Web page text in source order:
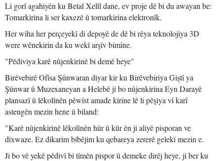
Li gorî agahiyên ku Betal Xelîl dane, ev proje dê bi du awayan be:
Tomarkirina li ser kaxezê û tomarkirina elektronîk.
Her wiha her perçeyekî di depoyê de dê bi rêya teknolojiya 3D
were wênekirin da ku wekî arşîv bimîne.
"Pêdiviya karê nûjenkirinê bi demê heye"
Birêvebirê Ofîsa Şûnwaran diyar kir ku Birêvebiriya Giştî ya
Şûnwar û Muzexaneyan a Helebê ji bo nûjenkirina Eyn Darayê
plansazî û lêkolînên pêwîst amade kirine lê li pêşiya vî karî
astengên mezin hene û biland:
"Karê nûjenkirinê lêkolînên hûr û kûr ên ji aliyê pisporan ve
dixwaze. Ez dikarim bibêjim ku qebareya zererê gelekî mezin e.
Ji bo vê yekê pêdivî bi tîmên pispor û demeke dirêj heye, ji ber ku